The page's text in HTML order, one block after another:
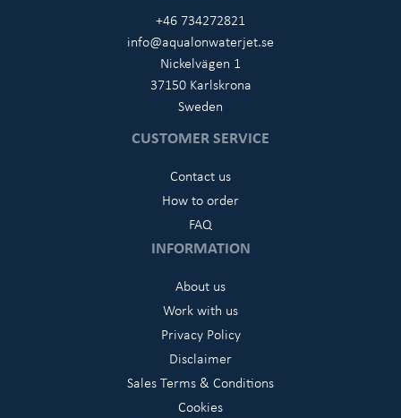
+46 734272821
info@aqualonwaterjet.se
Nickelvägen 1
37150 Karlskrona
Sweden
CUSTOMER SERVICE
Contact us
How to order
FAQ
INFORMATION
About us
Work with us
Privacy Policy
Disclaimer
Sales Terms & Conditions
Cookies